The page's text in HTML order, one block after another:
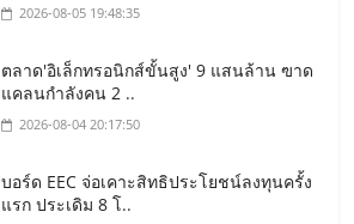
2026-08-05 19:48:35
ตลาด'อิเล็กทรอนิกส์ขั้นสูง' 9 แสนล้าน ฃาด
แคลนกำลังคน 2 ..
2026-08-04 20:17:50
บอร์ด EEC จ่อเคาะสิทธิประโยชน์ลงทุนครั้ง
แรก ประเดิม 8 โ..